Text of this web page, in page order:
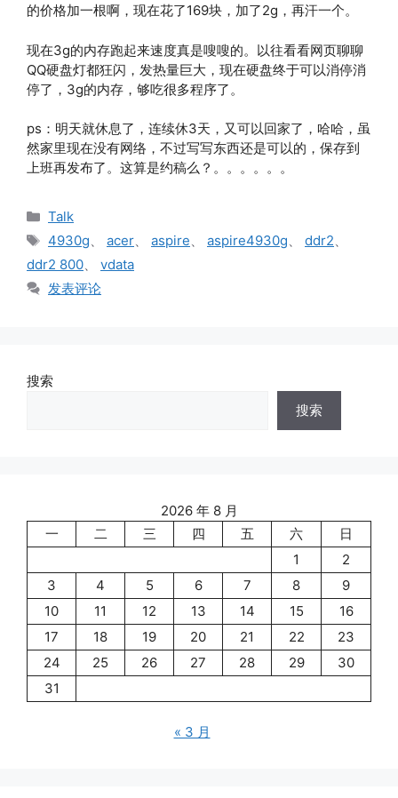
的价格加一根啊，现在花了169块，加了2g，再汗一个。
现在3g的内存跑起来速度真是嗖嗖的。以往看看网页聊聊
QQ硬盘灯都狂闪，发热量巨大，现在硬盘终于可以消停消
停了，3g的内存，够吃很多程序了。
ps：明天就休息了，连续休3天，又可以回家了，哈哈，虽
然家里现在没有网络，不过写写东西还是可以的，保存到
上班再发布了。这算是约稿么？。。。。。。
分
类
Talk
标
签
4930g、 acer、 aspire、 aspire4930g、 ddr2、
ddr2 800、 vdata
发表评论
搜索
搜索
2026 年 8 月
一
二 三 四 五 六
日
1
2
3
4 5 6 7 8
9
10
11 12 13 14 15
16
17
18 19 20 21 22
23
24
25 26 27 28 29
30
31
« 3 月